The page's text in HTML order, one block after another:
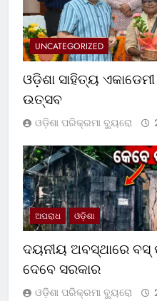
UNCATEGORIZED
ଓଡ଼ିଶା ସାହିତ୍ୟ
ଉତ୍ସବ
ଓଡ଼ିଶା ପରିକ୍ରମା ବ୍ୟୁରୋ
ଅପରାଧ ଓଡ଼ିଶା
ଦୟନୀୟ ଅବସ୍ଥାରେ
ଦେବେ ସରକାର
ଓଡ଼ିଶା ପରିକ୍ରମା ବ୍ୟୁରୋ